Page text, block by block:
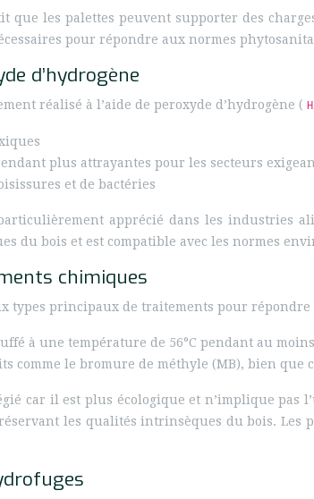
que les palettes peuvent supporter des
pour répondre aux normes
d’hydrogène
réalisé à l’aide de peroxyde d’hydrogène (
plus attrayantes pour les secteurs
et de bactéries
apprécié dans les industries
du bois et est compatible avec les normes
chimiques
types principaux de traitements pour
à une température de 56°C pendant au
comme le bromure de méthyle (MB), bien
car il est plus écologique et n’implique
les qualités intrinsèques du bois.